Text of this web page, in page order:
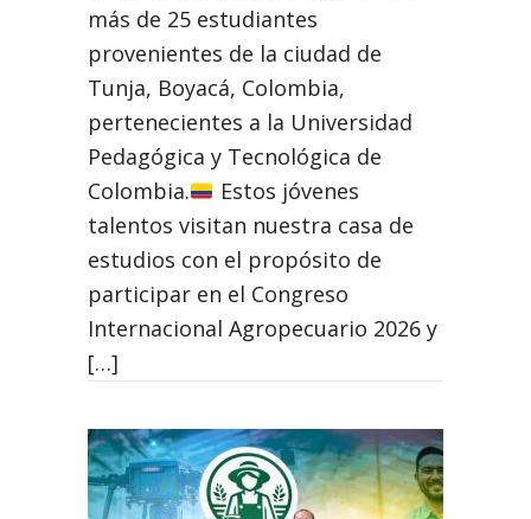
más de 25 estudiantes
provenientes de la ciudad de
Tunja, Boyacá, Colombia,
pertenecientes a la Universidad
Pedagógica y Tecnológica de
Colombia.
Estos jóvenes
talentos visitan nuestra casa de
estudios con el propósito de
participar en el Congreso
Internacional Agropecuario 2026 y
[…]